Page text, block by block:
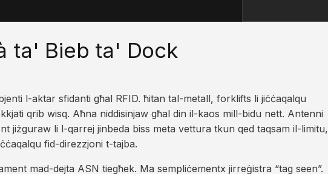
ta' Bieb ta' Dock
l-aktar sfidanti għal RFID. ħitan tal-metall, forklifts li jiċċaqalqu
qrib wisq. Aħna niddisinjaw għal din il-kaos mill-bidu nett. Antenni
jiżguraw li l-qarrej jinbeda biss meta vettura tkun qed taqsam il-limitu,
fid-direzzjoni t-tajba.
mad-dejta ASN tiegħek. Ma sempliċementx jirreġistra “tag seen”.